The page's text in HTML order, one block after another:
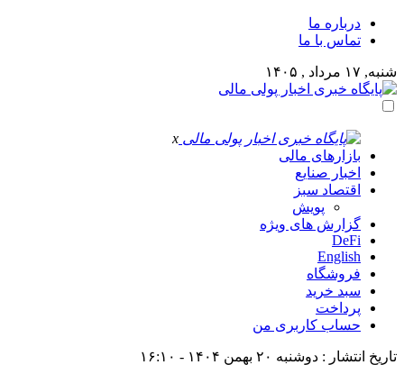
درباره ما
تماس با ما
شنبه, ۱۷ مرداد , ۱۴۰۵
x
بازارهای مالی
اخبار صنایع
اقتصاد سبز
پویش
گزارش های ویژه
DeFi
English
فروشگاه
سبد خرید
پرداخت
حساب کاربری من
تاریخ انتشار : دوشنبه ۲۰ بهمن ۱۴۰۴ - ۱۶:۱۰